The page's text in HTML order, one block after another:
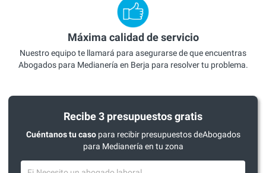
Máxima calidad de servicio
Nuestro equipo te llamará para asegurarse de que encuentras
Abogados para Medianería en Berja para resolver tu problema.
Recibe 3 presupuestos gratis
Cuéntanos tu casopara recibir presupuestos deAbogados
para Medianería en tu zona